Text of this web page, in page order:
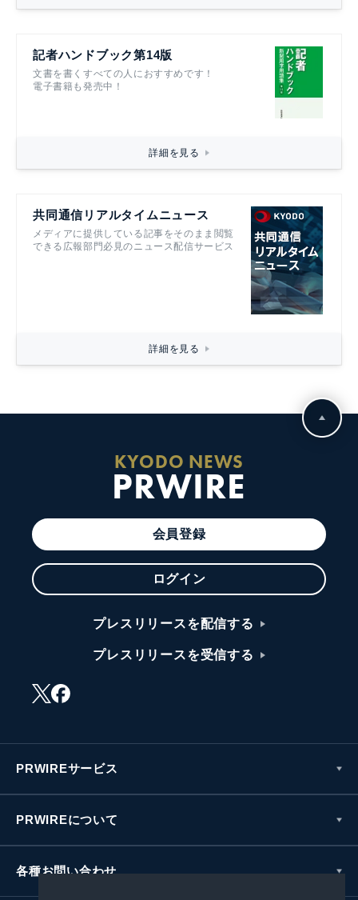
記者ハンドブック第14版
文書を書くすべての人におすすめです！
電子書籍も発売中！
詳細を見る
共同通信リアルタイムニュース
メディアに提供している記事をそのまま閲覧
できる広報部門必見のニュース配信サービス
詳細を見る
KYODO NEWS
PRWIRE
会員登録
ログイン
プレスリリースを配信する
プレスリリースを受信する
PRWIREサービス
PRWIREについて
各種お問い合わせ